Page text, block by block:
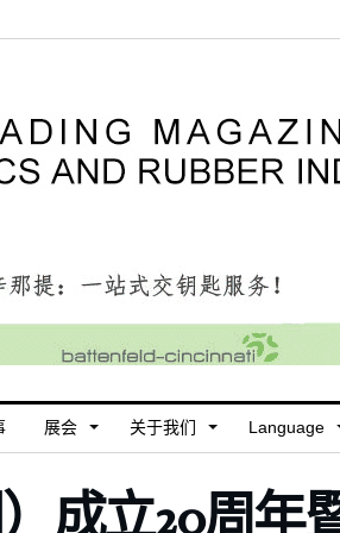
展会 关于我们 Language
成立20周年